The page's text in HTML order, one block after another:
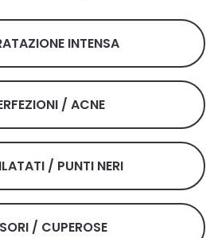
INTENSA
/ ACNE
/ PUNTI NERI
/ CUPEROSE